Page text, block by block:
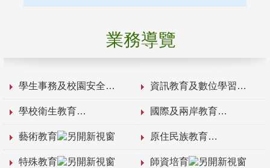
業務導覽
學生事務及校園安全 資訊教育及數位學習
學校衛生教育 國際及兩岸教育
藝術教育 原住民族教育
特殊教育 師資培育